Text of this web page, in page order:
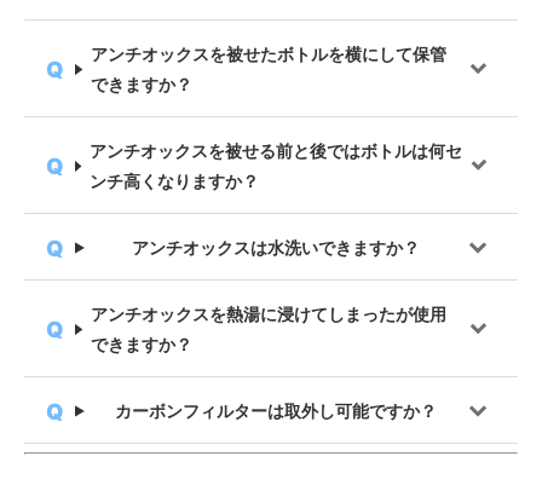
アンチオックスを被せたボトルを横にして保管
できますか？
アンチオックスを被せる前と後ではボトルは何セ
ンチ高くなりますか？
アンチオックスは水洗いできますか？
アンチオックスを熱湯に浸けてしまったが使用
できますか？
カーボンフィルターは取外し可能ですか？